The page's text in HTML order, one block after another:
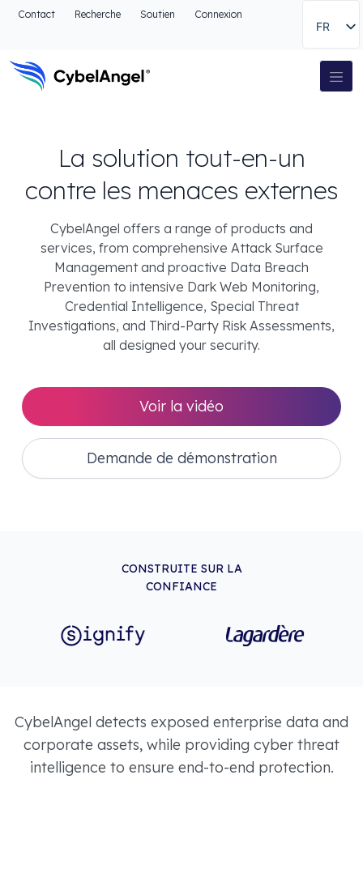
Aller à l'en-tête
Aller à la recherche
Aller au pied de page
Contact Recherche Soutien Connexion
FR
Navigation principale
La solution tout-en-un
contre les menaces externes
CybelAngel offers a range of products and
services, from comprehensive Attack Surface
Management and proactive Data Breach
Prevention to intensive Dark Web Monitoring,
Credential Intelligence, Special Threat
Investigations, and Third-Party Risk Assessments,
all designed your security.
Voir la vidéo
Demande de démonstration
CONSTRUITE SUR LA
CONFIANCE
CybelAngel detects exposed enterprise data and
corporate assets, while providing cyber threat
intelligence to ensure end-to-end protection.